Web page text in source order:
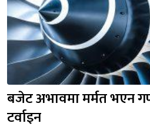
बजेट अभावमा मर्मत भएन
टर्वाइन